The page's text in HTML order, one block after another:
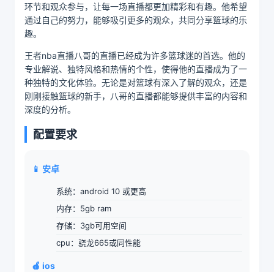
环节和观众参与，让每一场直播都更加精彩和有趣。他希望
通过自己的努力，能够吸引更多的观众，共同分享篮球的乐
趣。
王者nba直播八哥的直播已经成为许多篮球迷的首选。他的
专业解说、独特风格和热情的个性，使得他的直播成为了一
种独特的文化体验。无论是对篮球有深入了解的观众，还是
刚刚接触篮球的新手，八哥的直播都能够提供丰富的内容和
深度的分析。
配置要求
📱 安卓
系统：android 10 或更高
内存：5gb ram
存储：3gb可用空间
cpu：骁龙665或同性能
🍎 ios